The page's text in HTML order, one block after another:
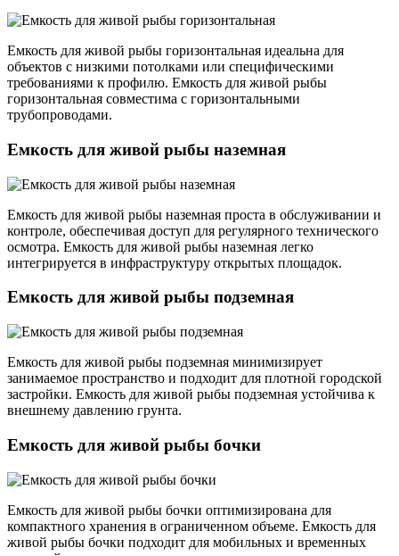
Емкость для живой рыбы горизонтальная идеальна для
объектов с низкими потолками или специфическими
требованиями к профилю. Емкость для живой рыбы
горизонтальная совместима с горизонтальными
трубопроводами.
Емкость для живой рыбы наземная
Емкость для живой рыбы наземная проста в обслуживании и
контроле, обеспечивая доступ для регулярного технического
осмотра. Емкость для живой рыбы наземная легко
интегрируется в инфраструктуру открытых площадок.
Емкость для живой рыбы подземная
Емкость для живой рыбы подземная минимизирует
занимаемое пространство и подходит для плотной городской
застройки. Емкость для живой рыбы подземная устойчива к
внешнему давлению грунта.
Емкость для живой рыбы бочки
Емкость для живой рыбы бочки оптимизирована для
компактного хранения в ограниченном объеме. Емкость для
живой рыбы бочки подходит для мобильных и временных